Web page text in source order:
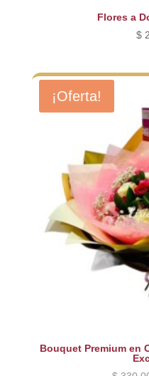
Flores a
$
¡Oferta!
Bouquet Premium en